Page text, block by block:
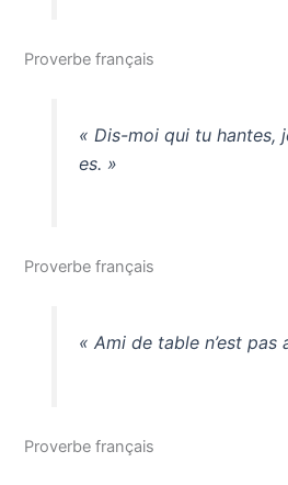
Proverbe français
« Dis-moi qui tu hantes,
es. »
Proverbe français
« Ami de table n’est pas
Proverbe français